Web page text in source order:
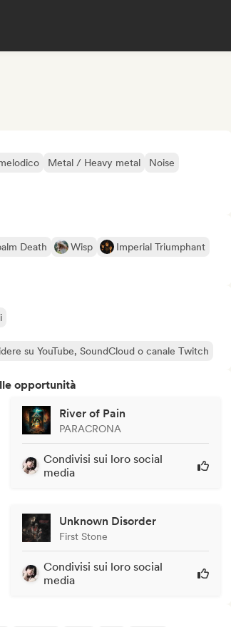
Metal / Heavy metal Noise
Death Wisp
Imperial Triumphant
su YouTube, SoundCloud o canale Twitch
opportunità
River of Pain
PARACRONA
Condivisi sui loro social
media
Unknown Disorder
First Stone
Condivisi sui loro social
media